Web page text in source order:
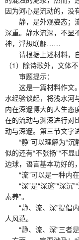
因为河心是流动的，没
静，是外观姿态；流
深重。静水流深，不显
神，浮想联翩……
请根据上述材料，自
（1）除诗歌外，文体
审题提示：
这是一篇材料作文。
水经验谈起，将浅水河
内在深邃博大的人生态
在的流动与渊深进行对
动与深邃。第三节文字
“静”可以理解为“沉静
似的还有“不张扬”“不显
边球，语言基本功好的
“流”可以是一种内在
“深”是“深邃”“深沉”“
素养”。
“静、流、深”提倡内
人风范。
“静、流、深”三者是